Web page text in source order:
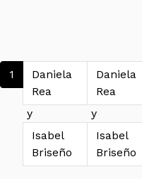
Navegación de
1
Daniela
Rea
y
Isabel
Briseño
Daniela
Rea
y
Isabel
Briseño